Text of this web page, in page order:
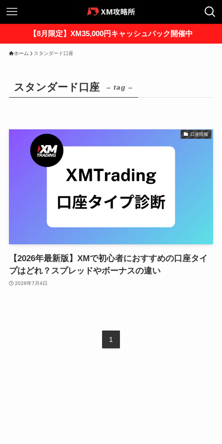
【8月限定】XM35,000円キャッシュバック開催中
ホーム スタンダード口座
スタンダード口座 – tag –
口座情報
【2026年最新版】XMで初心者におすすめの口座タイ
プはどれ？スプレッドやボーナスの違い
2026年7月4日
1